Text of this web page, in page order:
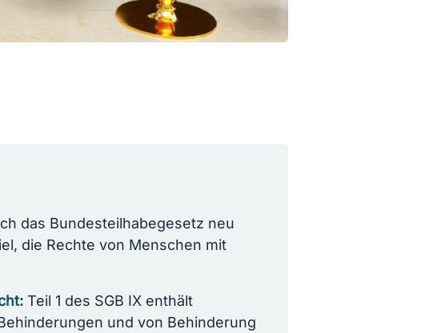
das Bundesteilhabegesetz neu
die Rechte von Menschen mit
Teil 1 des SGB IX enthält
und von Behinderung